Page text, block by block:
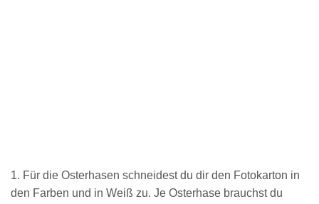
1. Für die Osterhasen schneidest du dir den Fotokarton in
den Farben und in Weiß zu. Je Osterhase brauchst du